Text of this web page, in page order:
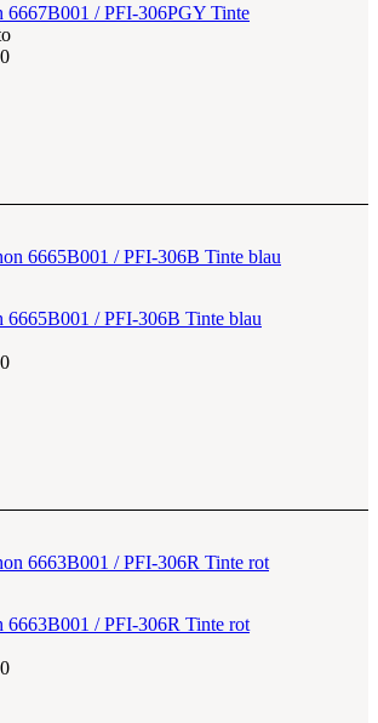
6667B001 / PFI-306PGY Tinte
6665B001 / PFI-306B Tinte blau
6663B001 / PFI-306R Tinte rot